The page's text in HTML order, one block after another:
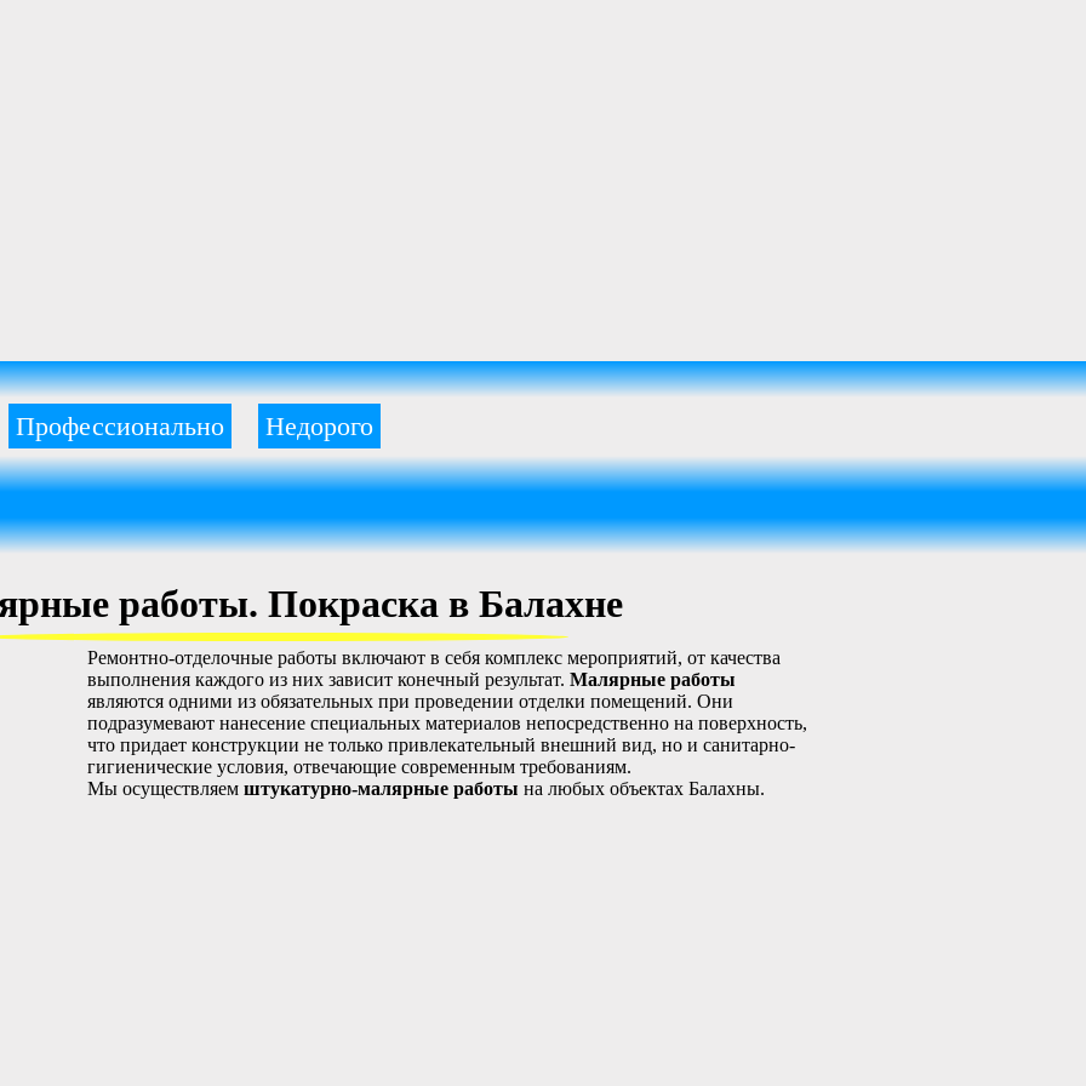
Профессионально Недорого
работы. Покраска в Балахне
Ремонтно-отделочные работы включают в себя комплекс мероприятий, от качества
выполнения каждого из них зависит конечный результат. Малярные работы
являются одними из обязательных при проведении отделки помещений. Они
подразумевают нанесение специальных материалов непосредственно на поверхность,
что придает конструкции не только привлекательный внешний вид, но и санитарно-
гигиенические условия, отвечающие современным требованиям.
Мы осуществляем штукатурно-малярные работы на любых объектах Балахны.